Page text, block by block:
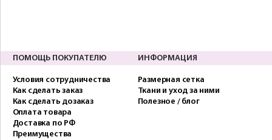
ПОМОЩЬ ПОКУПАТЕЛЮ
Условия сотрудничества
Как сделать заказ
Как сделать дозаказ
Оплата товара
Доставка по РФ
Преимущества
ИНФОРМАЦИЯ
Размерная сетка
Ткани и уход за ними
Полезное / блог